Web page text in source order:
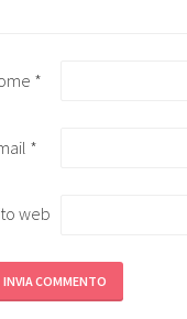
*
*
web